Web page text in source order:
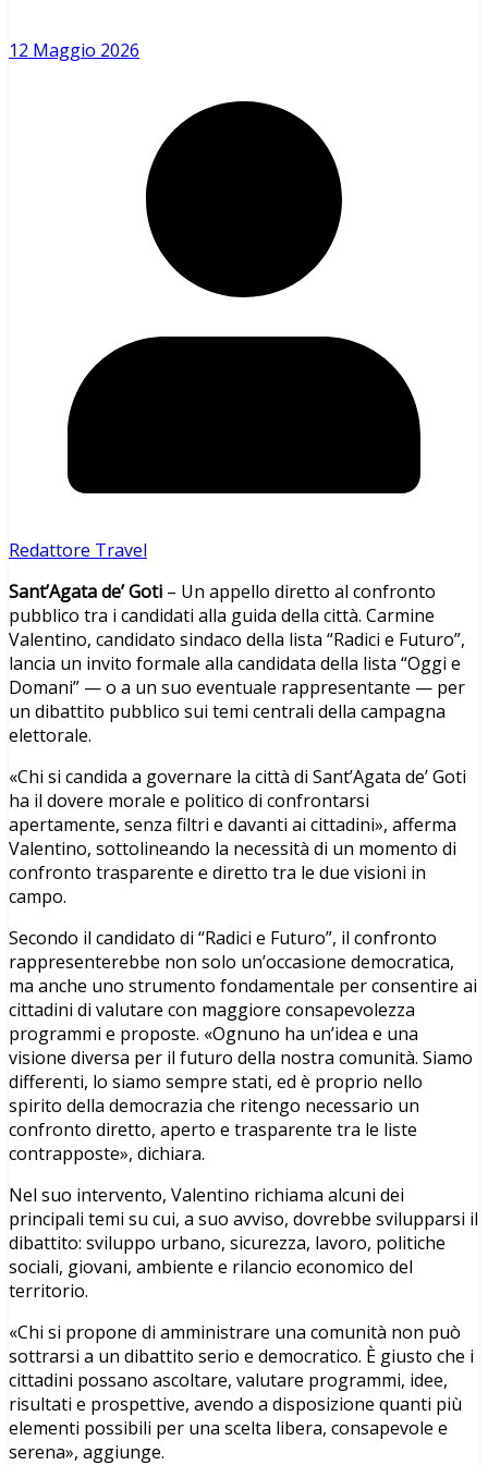
12 Maggio 2026
Redattore Travel
Sant’Agata de’ Goti – Un appello diretto al confronto
pubblico tra i candidati alla guida della città. Carmine
Valentino, candidato sindaco della lista “Radici e Futuro”,
lancia un invito formale alla candidata della lista “Oggi e
Domani” — o a un suo eventuale rappresentante — per
un dibattito pubblico sui temi centrali della campagna
elettorale.
«Chi si candida a governare la città di Sant’Agata de’ Goti
ha il dovere morale e politico di confrontarsi
apertamente, senza filtri e davanti ai cittadini», afferma
Valentino, sottolineando la necessità di un momento di
confronto trasparente e diretto tra le due visioni in
campo.
Secondo il candidato di “Radici e Futuro”, il confronto
rappresenterebbe non solo un’occasione democratica,
ma anche uno strumento fondamentale per consentire ai
cittadini di valutare con maggiore consapevolezza
programmi e proposte. «Ognuno ha un’idea e una
visione diversa per il futuro della nostra comunità. Siamo
differenti, lo siamo sempre stati, ed è proprio nello
spirito della democrazia che ritengo necessario un
confronto diretto, aperto e trasparente tra le liste
contrapposte», dichiara.
Nel suo intervento, Valentino richiama alcuni dei
principali temi su cui, a suo avviso, dovrebbe svilupparsi il
dibattito: sviluppo urbano, sicurezza, lavoro, politiche
sociali, giovani, ambiente e rilancio economico del
territorio.
«Chi si propone di amministrare una comunità non può
sottrarsi a un dibattito serio e democratico. È giusto che i
cittadini possano ascoltare, valutare programmi, idee,
risultati e prospettive, avendo a disposizione quanti più
elementi possibili per una scelta libera, consapevole e
serena», aggiunge.